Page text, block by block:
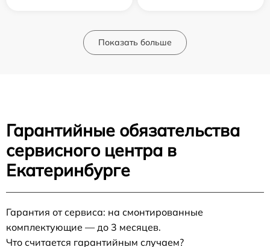
Показать больше
Гарантийные обязательства
сервисного центра в
Екатеринбурге
Гарантия от сервиса: на смонтированные
комплектующие — до 3 месяцев.
Что считается гарантийным случаем?